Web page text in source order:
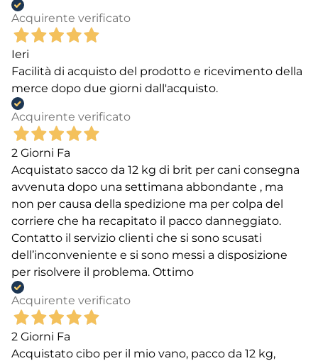
Acquirente verificato
Ieri
Facilità di acquisto del prodotto e ricevimento della
merce dopo due giorni dall'acquisto.
Acquirente verificato
2 Giorni Fa
Acquistato sacco da 12 kg di brit per cani consegna
avvenuta dopo una settimana abbondante , ma
non per causa della spedizione ma per colpa del
corriere che ha recapitato il pacco danneggiato.
Contatto il servizio clienti che si sono scusati
dell’inconveniente e si sono messi a disposizione
per risolvere il problema. Ottimo
Acquirente verificato
2 Giorni Fa
Acquistato cibo per il mio vano, pacco da 12 kg,